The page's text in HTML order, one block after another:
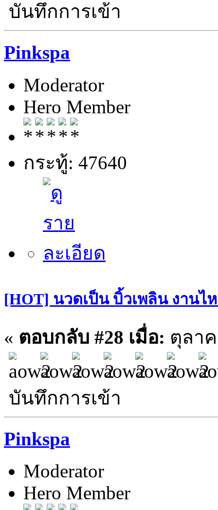
บันทึกการเข้า
Pinkspa
Moderator
Hero Member
กระทู้: 47640
[HOT] นวดเป็น บิ้วเพลิน งานไ
« ตอบกลับ #28 เมื่อ: ตุลาค
บันทึกการเข้า
Pinkspa
Moderator
Hero Member